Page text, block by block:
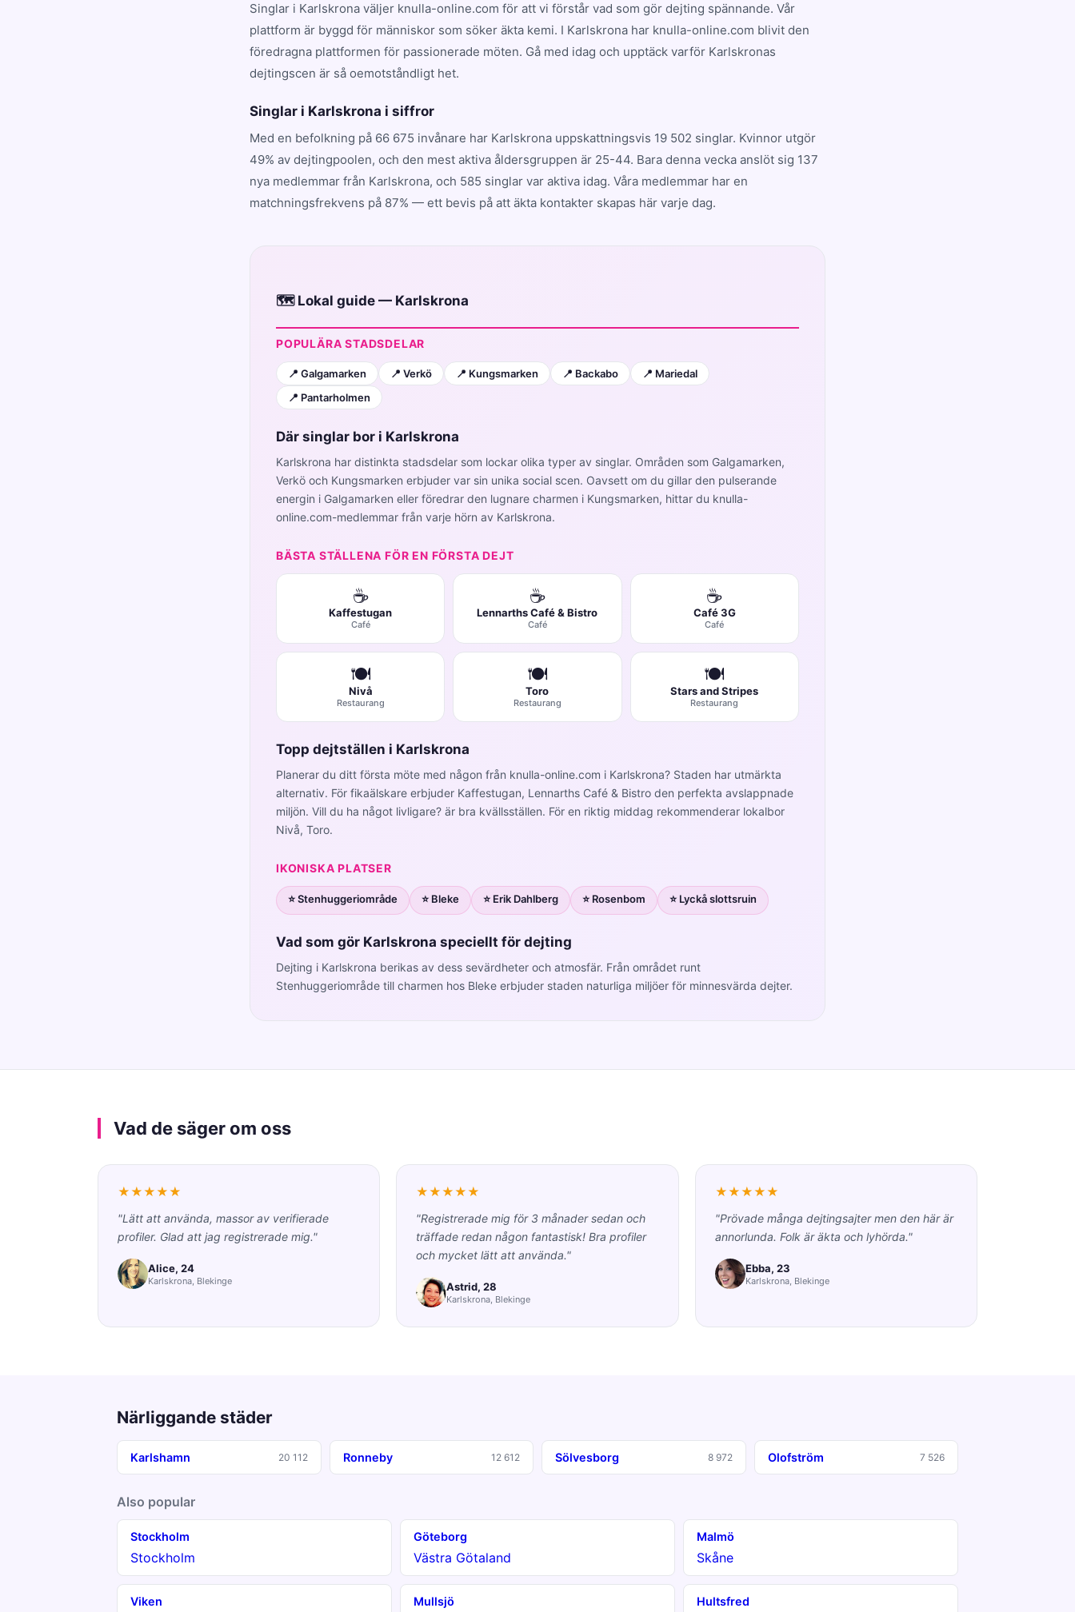
Singlar i Karlskrona väljer knulla-online.com för att vi förstår vad som gör dejting spännande. Vår
plattform är byggd för människor som söker äkta kemi. I Karlskrona har knulla-online.com blivit den
föredragna plattformen för passionerade möten. Gå med idag och upptäck varför Karlskronas
dejtingscen är så oemotståndligt het.
Singlar i Karlskrona i siffror
Med en befolkning på 66 675 invånare har Karlskrona uppskattningsvis 19 502 singlar. Kvinnor utgör
49% av dejtingpoolen, och den mest aktiva åldersgruppen är 25-44. Bara denna vecka anslöt sig 137
nya medlemmar från Karlskrona, och 585 singlar var aktiva idag. Våra medlemmar har en
matchningsfrekvens på 87% — ett bevis på att äkta kontakter skapas här varje dag.
🗺️ Lokal guide — Karlskrona
POPULÄRA STADSDELAR
📍 Galgamarken 📍 Verkö 📍 Kungsmarken 📍 Backabo
📍 Mariedal
📍 Pantarholmen
Där singlar bor i Karlskrona
Karlskrona har distinkta stadsdelar som lockar olika typer av singlar. Områden som Galgamarken,
Verkö och Kungsmarken erbjuder var sin unika social scen. Oavsett om du gillar den pulserande
energin i Galgamarken eller föredrar den lugnare charmen i Kungsmarken, hittar du knulla-
online.com-medlemmar från varje hörn av Karlskrona.
BÄSTA STÄLLENA FÖR EN FÖRSTA DEJT
☕
Kaffestugan
Café
☕
Lennarths Café & Bistro
Café
☕
Café 3G
Café
🍽️
Nivå
Restaurang
🍽️
Toro
Restaurang
🍽️
Stars and Stripes
Restaurang
Topp dejtställen i Karlskrona
Planerar du ditt första möte med någon från knulla-online.com i Karlskrona? Staden har utmärkta
alternativ. För fikaälskare erbjuder Kaffestugan, Lennarths Café & Bistro den perfekta avslappnade
miljön. Vill du ha något livligare? är bra kvällsställen. För en riktig middag rekommenderar lokalbor
Nivå, Toro.
IKONISKA PLATSER
⭐ Stenhuggeriområde ⭐ Bleke ⭐ Erik Dahlberg ⭐ Rosenbom ⭐ Lyckå slottsruin
Vad som gör Karlskrona speciellt för dejting
Dejting i Karlskrona berikas av dess sevärdheter och atmosfär. Från området runt
Stenhuggeriområde till charmen hos Bleke erbjuder staden naturliga miljöer för minnesvärda dejter.
Vad de säger om oss
★★★★★
"Lätt att använda, massor av verifierade
profiler. Glad att jag registrerade mig."
Alice, 24
Karlskrona, Blekinge
★★★★★
"Registrerade mig för 3 månader sedan och
träffade redan någon fantastisk! Bra profiler
och mycket lätt att använda."
Astrid, 28
Karlskrona, Blekinge
★★★★★
"Prövade många dejtingsajter men den här är
annorlunda. Folk är äkta och lyhörda."
Ebba, 23
Karlskrona, Blekinge
Närliggande städer
Karlshamn 20 112 Ronneby 12 612 Sölvesborg 8 972 Olofström 7 526
Also popular
Stockholm
Stockholm
Göteborg
Västra Götaland
Malmö
Skåne
Viken Mullsjö Hultsfred